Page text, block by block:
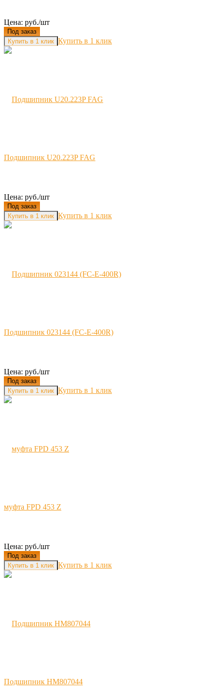
Цена: руб./шт
Под заказ
Купить в 1 клик
Подшипник U20.223P FAG
Цена: руб./шт
Под заказ
Купить в 1 клик
Подшипник 023144 (FC-E-400R)
Цена: руб./шт
Под заказ
Купить в 1 клик
муфта FPD 453 Z
Цена: руб./шт
Под заказ
Купить в 1 клик
Подшипник HM807044